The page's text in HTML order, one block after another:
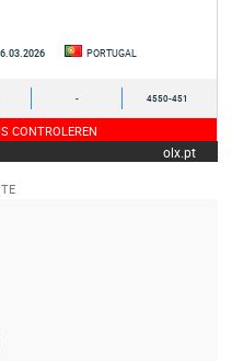
PORTUGAL
- 4550-451
CONTROLEREN
olx.pt